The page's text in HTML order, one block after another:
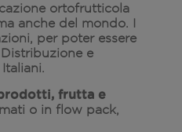
ortofrutticola
anche del mondo. I
per poter essere
e
frutta e
o in flow pack,